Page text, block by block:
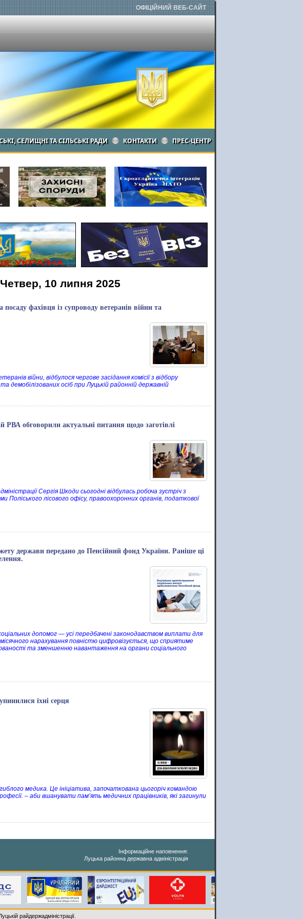
ОФІЦІЙНИЙ ВЕБ-САЙТ
СЕЛИЩНІ ТА СІЛЬСЬКІ РАДИ КОНТАКТИ ПРЕС-ЦЕНТР
10 липня 2025
посаду фахівця із супроводу ветеранів війни та
війни, відбулося чергове засідання комісії з відбору
демобілізованих осіб при Луцькій районній державній
РВА обговорили актуальні питання щодо заготівлі
Сергія Шкоди сьогодні відбулась робоча зустріч з
Поліського лісового офісу, правоохоронних органів, податкової
держави передано до Пенсійний фонд України. Раніше ці
допомог — усі передбачені законодавством виплати для
нарахування повністю цифровізується, що сприятиме
та зменшенню навантаження на органи соціального
їхні серця
медика. Це ініціатива, започаткована цьогоріч командою
– аби вшанувати пам’ять медичних працівників, які загинули
Інформаційне наповнення:
Луцька районна державна адміністрація
райдержадміністрації.